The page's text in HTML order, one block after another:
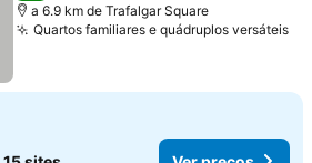
a 6.9 km de Trafalgar Square
Quartos familiares e quádruplos versáteis